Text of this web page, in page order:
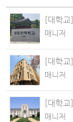
[대학교]
매니저
[대학교]
매니저
[대학교]
매니저